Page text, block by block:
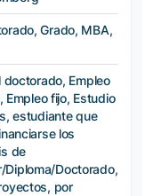
Grado, MBA,
doctorado, Empleo
Empleo fijo, Estudio
estudiante que
los
de
Diploma/Doctorado,
por